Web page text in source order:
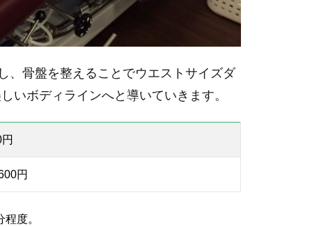
、骨盤を整えることでウエストサイズダ
いボディラインへと導いていきます。
円
度。